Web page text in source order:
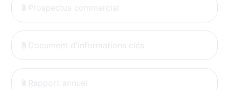
Prospectus commercial
Document d'informations clés
Rapport annuel